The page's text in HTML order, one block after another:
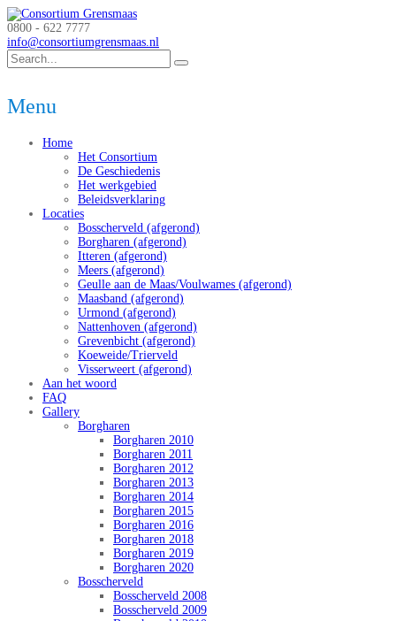
0800 - 622 7777
info@consortiumgrensmaas.nl
Menu
Home
Het Consortium
De Geschiedenis
Het werkgebied
Beleidsverklaring
Locaties
Bosscherveld (afgerond)
Borgharen (afgerond)
Itteren (afgerond)
Meers (afgerond)
Geulle aan de Maas/Voulwames (afgerond)
Maasband (afgerond)
Urmond (afgerond)
Nattenhoven (afgerond)
Grevenbicht (afgerond)
Koeweide/Trierveld
Visserweert (afgerond)
Aan het woord
FAQ
Gallery
Borgharen
Borgharen 2010
Borgharen 2011
Borgharen 2012
Borgharen 2013
Borgharen 2014
Borgharen 2015
Borgharen 2016
Borgharen 2018
Borgharen 2019
Borgharen 2020
Bosscherveld
Bosscherveld 2008
Bosscherveld 2009